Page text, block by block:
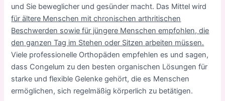
und Sie beweglicher und gesünder macht. Das Mittel wird
für ältere Menschen mit chronischen arthritischen
Beschwerden sowie für jüngere Menschen empfohlen, die
den ganzen Tag im Stehen oder Sitzen arbeiten müssen.
Viele professionelle Orthopäden empfehlen es und sagen,
dass Congelum zu den besten organischen Lösungen für
starke und flexible Gelenke gehört, die es Menschen
ermöglichen, sich regelmäßig körperlich zu betätigen.